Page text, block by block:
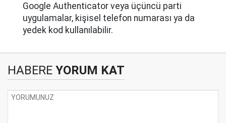
Google Authenticator veya üçüncü parti
uygulamalar, kişisel telefon numarası ya da
yedek kod kullanılabilir.
HABERE YORUM KAT